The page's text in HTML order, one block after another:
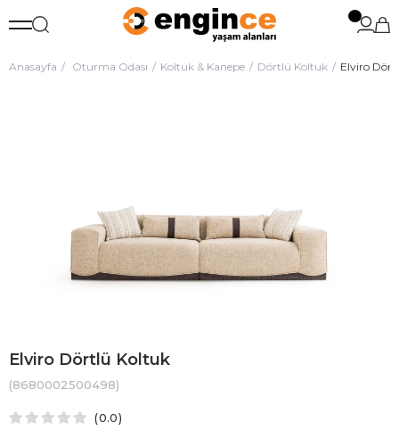
Anasayfa Oturma Odası Koltuk & Kanepe Dörtlü Koltuk Elviro
Elviro Dörtlü Koltuk
(8680002500498)
0.0